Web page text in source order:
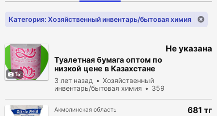
Категория: Хозяйственный инвентарь/бытовая химия
1
Туалетная бумага оптом по
низкой цене в Казахстане
3 лет назад
Хозяйственный
инвентарь/бытовая химия
359
Не указана
Акмолинская область 681 тг